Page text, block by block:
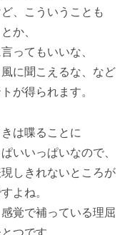
、こういうことも
か、
ってもいいな、
に聞こえるな、など
が得られます。
は喋ることに
いいっぱいなので、
しきれないところが
よね。
感覚で補っている理屈
つです。